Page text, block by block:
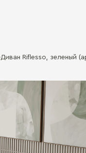
Диван Riflesso, зеленый